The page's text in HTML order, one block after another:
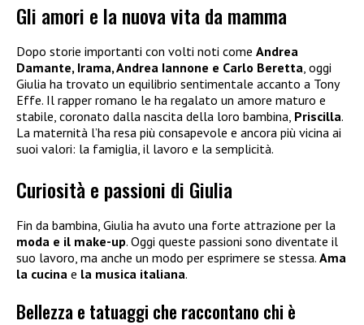
Gli amori e la nuova vita da mamma
Dopo storie importanti con volti noti come Andrea
Damante, Irama, Andrea Iannone e Carlo Beretta, oggi
Giulia ha trovato un equilibrio sentimentale accanto a Tony
Effe. Il rapper romano le ha regalato un amore maturo e
stabile, coronato dalla nascita della loro bambina, Priscilla.
La maternità l’ha resa più consapevole e ancora più vicina ai
suoi valori: la famiglia, il lavoro e la semplicità.
Curiosità e passioni di Giulia
Fin da bambina, Giulia ha avuto una forte attrazione per la
moda e il make-up. Oggi queste passioni sono diventate il
suo lavoro, ma anche un modo per esprimere se stessa. Ama
la cucina e la musica italiana.
Bellezza e tatuaggi che raccontano chi è